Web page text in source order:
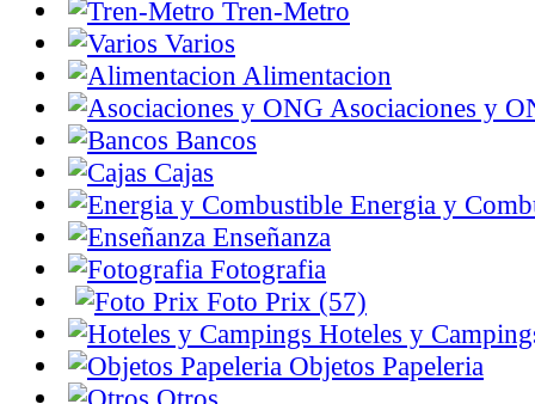
Tren-Metro
Varios
Alimentacion
Asociaciones y
Bancos
Cajas
Energia y
Enseñanza
Fotografia
Foto Prix (57)
Hoteles y
Objetos Papeleria